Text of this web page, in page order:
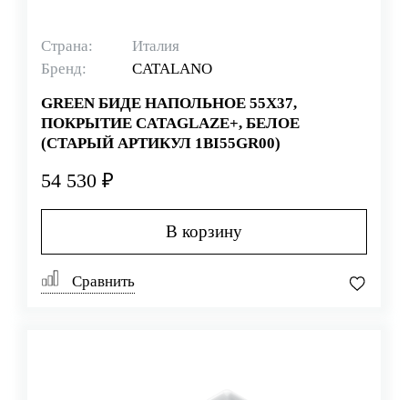
Страна:
Италия
Бренд:
CATALANO
GREEN БИДЕ НАПОЛЬНОЕ 55Х37,
ПОКРЫТИЕ CATAGLAZE+, БЕЛОЕ
(СТАРЫЙ АРТИКУЛ 1BI55GR00)
54 530 ₽
В корзину
Сравнить